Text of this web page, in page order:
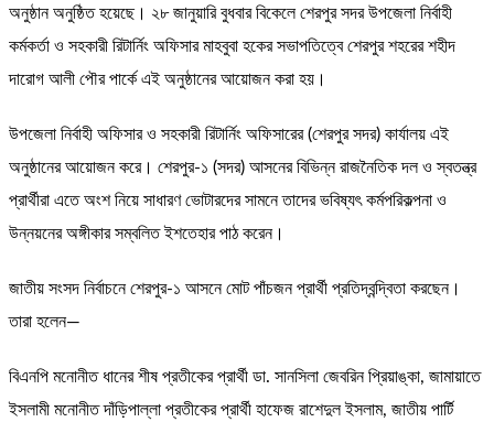
অনুষ্ঠান অনুষ্ঠিত হয়েছে। ২৮ জানুয়ারি বুধবার বিকেলে শেরপুর সদর উপজেলা নির্বাহী
কর্মকর্তা ও সহকারী রিটার্নিং অফিসার মাহবুবা হকের সভাপতিত্বে শেরপুর শহরের শহীদ
দারোগ আলী পৌর পার্কে এই অনুষ্ঠানের আয়োজন করা হয়।
উপজেলা নির্বাহী অফিসার ও সহকারী রিটার্নিং অফিসারের (শেরপুর সদর) কার্যালয় এই
অনুষ্ঠানের আয়োজন করে। শেরপুর-১ (সদর) আসনের বিভিন্ন রাজনৈতিক দল ও স্বতন্ত্র
প্রার্থীরা এতে অংশ নিয়ে সাধারণ ভোটারদের সামনে তাদের ভবিষ্যৎ কর্মপরিকল্পনা ও
উন্নয়নের অঙ্গীকার সম্বলিত ইশতেহার পাঠ করেন।
জাতীয় সংসদ নির্বাচনে শেরপুর-১ আসনে মোট পাঁচজন প্রার্থী প্রতিদ্বন্দ্বিতা করছেন।
তারা হলেন—
বিএনপি মনোনীত ধানের শীষ প্রতীকের প্রার্থী ডা. সানসিলা জেবরিন প্রিয়াঙ্কা, জামায়াতে
ইসলামী মনোনীত দাঁড়িপাল্লা প্রতীকের প্রার্থী হাফেজ রাশেদুল ইসলাম, জাতীয় পার্টি